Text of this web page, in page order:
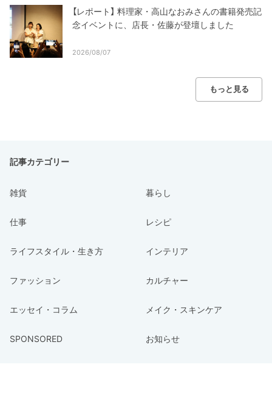
【レポート】 料理家・高山なおみさんの書籍発売記
念イベントに、店長・佐藤が登壇しました
2026/08/07
もっと見る
記事カテゴリー
雑貨 暮らし
仕事 レシピ
ライフスタイル・生き方 インテリア
ファッション カルチャー
エッセイ・コラム メイク・スキンケア
SPONSORED お知らせ